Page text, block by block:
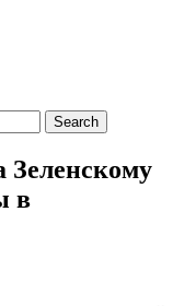
Search
Зеленскому
в